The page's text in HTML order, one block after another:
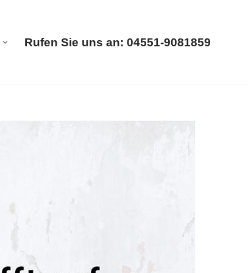
Rufen Sie uns an: 04551-9081859